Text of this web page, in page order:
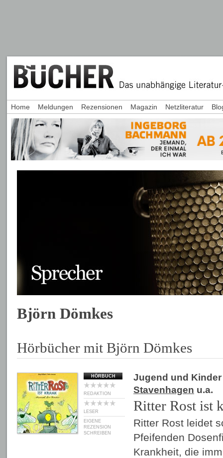
Björn Dömkes
Hörbücher mit Björn Dömkes
HÖRBUCH
REDAKTION
LESER
EIGENE
REZENSION
SCHREIBEN
Jugend und Kinder
Stavenhagen u.a.
Ritter Rost ist
Ritter Rost leidet
Pfeifenden
Krankheit, die
Home Meldungen Rezensionen Magazin Netzliteratur